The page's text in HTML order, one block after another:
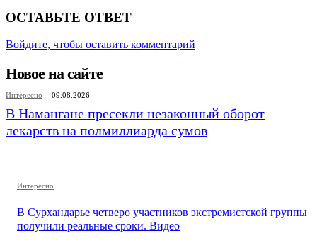
ОСТАВЬТЕ ОТВЕТ
Войдите, чтобы оставить комментарий
Новое на сайте
Интересно 09.08.2026
В Намангане пресекли незаконный оборот
лекарств на полмиллиарда сумов
Интересно
В Сурхандарье четверо участников экстремистской группы
получили реальные сроки. Видео